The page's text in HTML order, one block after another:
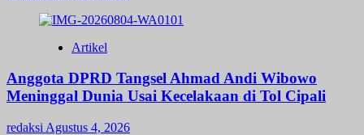
Artikel
Anggota DPRD Tangsel Ahmad Andi Wibowo
Meninggal Dunia Usai Kecelakaan di Tol Cipali
redaksi Agustus 4, 2026